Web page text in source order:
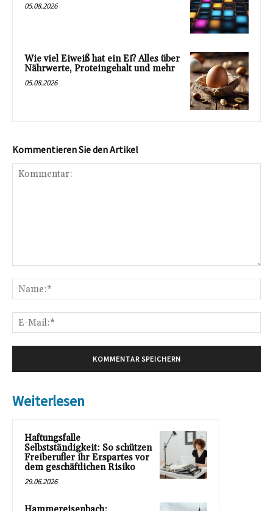
05.08.2026
Wie viel Eiweiß hat ein Ei? Alles über
Nährwerte, Proteingehalt und mehr
05.08.2026
Kommentieren Sie den Artikel
Weiterlesen
Haftungsfalle
Selbstständigkeit: So schützen
Freiberufler ihr Erspartes vor
dem geschäftlichen Risiko
29.06.2026